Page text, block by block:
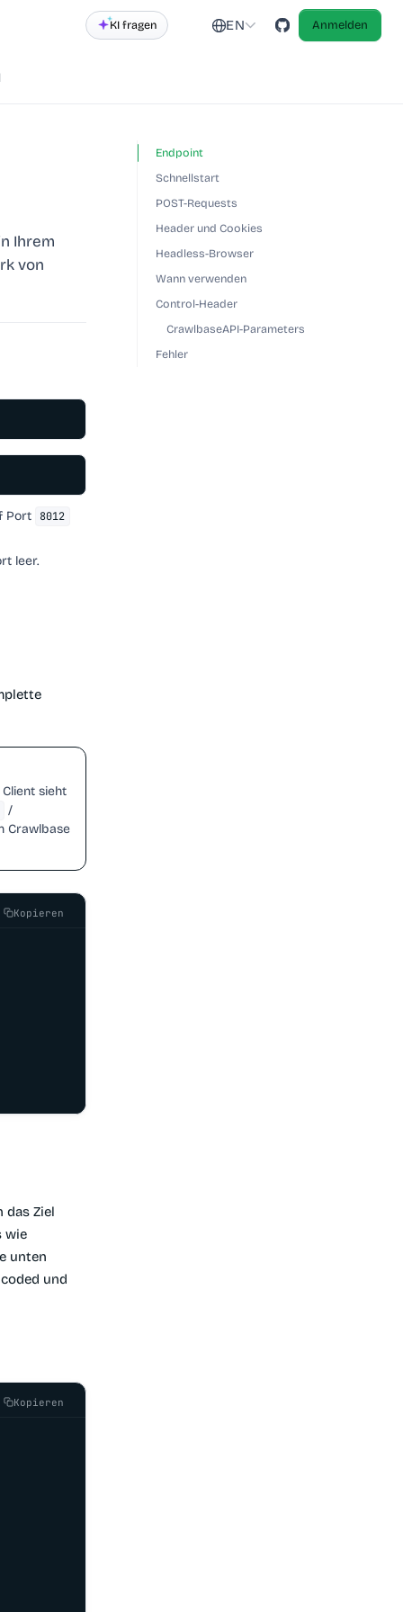
KI fragen EN Anmelden
Ihrem
von
Port 8012
leer.
sieht
/
Crawlbase
Kopieren
das Ziel
wie
unten
und
Kopieren
Endpoint
Schnellstart
POST-Requests
Header und Cookies
Headless-Browser
Wann verwenden
Control-Header
CrawlbaseAPI-Parameters
Fehler